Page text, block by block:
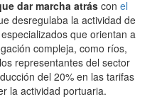
dar marcha atráscon el
desregulaba la actividad de
que orientan a
compleja, como ríos,
representantes del sector
del 20% en las tarifas
la actividad portuaria.